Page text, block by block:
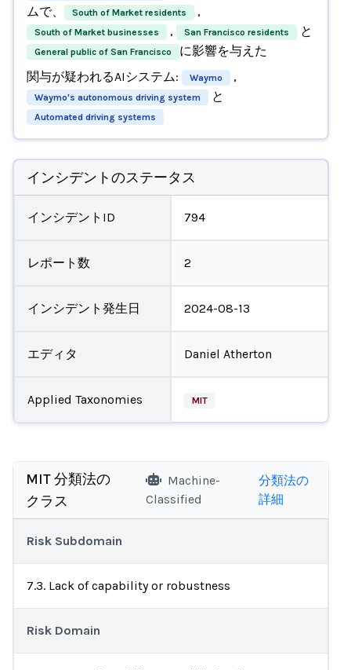
ムで、
South of Market residents ,
South of Market businesses , San Francisco residents と
General public of San Francisco
に影響を与えた
関与が疑われるAIシステム:
Waymo ,
Waymo's autonomous driving system と
Automated driving systems
インシデントのステータス
インシデントID 794
レポート数 2
インシデント発生日 2024-08-13
エディタ Daniel Atherton
Applied Taxonomies MIT
MIT 分類法の
クラス
Machine-
Classified
分類法の
詳細
Risk Subdomain
7.3. Lack of capability or robustness
Risk Domain